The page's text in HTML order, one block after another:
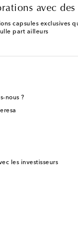
avec des
capsules exclusives
part ailleurs
nous ?
les investisseurs